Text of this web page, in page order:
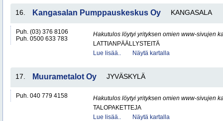
16. Kangasalan Pumppauskeskus Oy KANGASALA
Puh. (03) 376 8106
Puh. 0500 633 783
Hakutulos löytyi yrityksen omien www-sivujen
LATTIANPÄÄLLYSTEITÄ
Lue lisää..
Näytä kartalla
17. Muurametalot Oy JYVÄSKYLÄ
Puh. 040 779 4158
Hakutulos löytyi yrityksen omien www-sivujen
TALOPAKETTEJA
Lue lisää..
Näytä kartalla